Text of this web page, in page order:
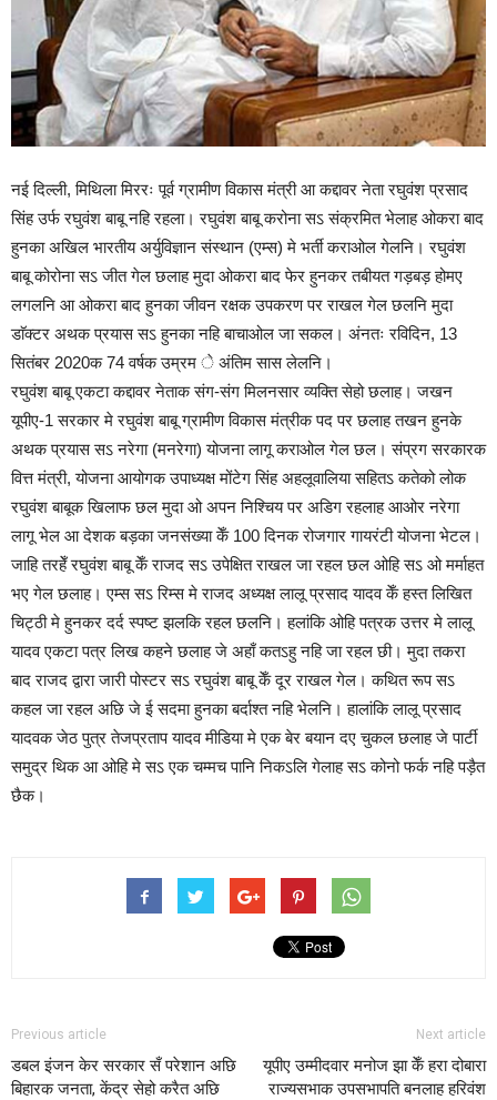
नई दिल्ली, मिथिला मिररः पूर्व ग्रामीण विकास मंत्री आ कद्दावर नेता रघुवंश प्रसाद
सिंह उर्फ रघुवंश बाबू नहि रहला। रघुवंश बाबू करोना सऽ संक्रमित भेलाह ओकरा बाद
हुनका अखिल भारतीय अर्युविज्ञान संस्थान (एम्स) मे भर्ती कराओल गेलनि। रघुवंश
बाबू कोरोना सऽ जीत गेल छलाह मुदा ओकरा बाद फेर हुनकर तबीयत गड़बड़ होमए
लगलनि आ ओकरा बाद हुनका जीवन रक्षक उपकरण पर राखल गेल छलनि मुदा
डाॅक्टर अथक प्रयास सऽ हुनका नहि बाचाओल जा सकल। अंनतः रविदिन, 13
सितंबर 2020क 74 वर्षक उम्रम े अंतिम सास लेलनि।
रघुवंश बाबू एकटा कद्दावर नेताक संग-संग मिलनसार व्यक्ति सेहो छलाह। जखन
यूपीए-1 सरकार मे रघुवंश बाबू ग्रामीण विकास मंत्रीक पद पर छलाह तखन हुनके
अथक प्रयास सऽ नरेगा (मनरेगा) योजना लागू कराओल गेल छल। संप्रग सरकारक
वित्त मंत्री, योजना आयोगक उपाध्यक्ष मोंटेग सिंह अहलूवालिया सहितऽ कतेको लोक
रघुवंश बाबूक खिलाफ छल मुदा ओ अपन निश्चिय पर अडिग रहलाह आओर नरेगा
लागू भेल आ देशक बड़का जनसंख्या केँ 100 दिनक रोजगार गायरंटी योजना भेटल।
जाहि तरहेँ रघुवंश बाबू केँ राजद सऽ उपेक्षित राखल जा रहल छल ओहि सऽ ओ मर्माहत
भए गेल छलाह। एम्स सऽ रिम्स मे राजद अध्यक्ष लालू प्रसाद यादव केँ हस्त लिखित
चिट्ठी मे हुनकर दर्द स्पष्ट झलकि रहल छलनि। हलांकि ओहि पत्रक उत्तर मे लालू
यादव एकटा पत्र लिख कहने छलाह जे अहाँ कतऽहु नहि जा रहल छी। मुदा तकरा
बाद राजद द्वारा जारी पोस्टर सऽ रघुवंश बाबू केँ दूर राखल गेल। कथित रूप सऽ
कहल जा रहल अछि जे ई सदमा हुनका बर्दाश्त नहि भेलनि। हालांकि लालू प्रसाद
यादवक जेठ पुत्र तेजप्रताप यादव मीडिया मे एक बेर बयान दए चुकल छलाह जे पार्टी
समुद्र थिक आ ओहि मे सऽ एक चम्मच पानि निकऽलि गेलाह सऽ कोनो फर्क नहि पड़ैत
छैक।
Previous article
डबल इंजन केर सरकार सँ परेशान अछि
बिहारक जनता, केंद्र सेहो करैत अछि
Next article
यूपीए उम्मीदवार मनोज झा केँ हरा दोबारा
राज्यसभाक उपसभापति बनलाह हरिवंश